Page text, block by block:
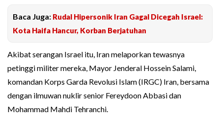
Baca Juga: Rudal Hipersonik Iran Gagal Dicegah Israel:
Kota Haifa Hancur, Korban Berjatuhan
Akibat serangan Israel itu, Iran melaporkan tewasnya
petinggi militer mereka, Mayor Jenderal Hossein Salami,
komandan Korps Garda Revolusi Islam (IRGC) Iran, bersama
dengan ilmuwan nuklir senior Fereydoon Abbasi dan
Mohammad Mahdi Tehranchi.